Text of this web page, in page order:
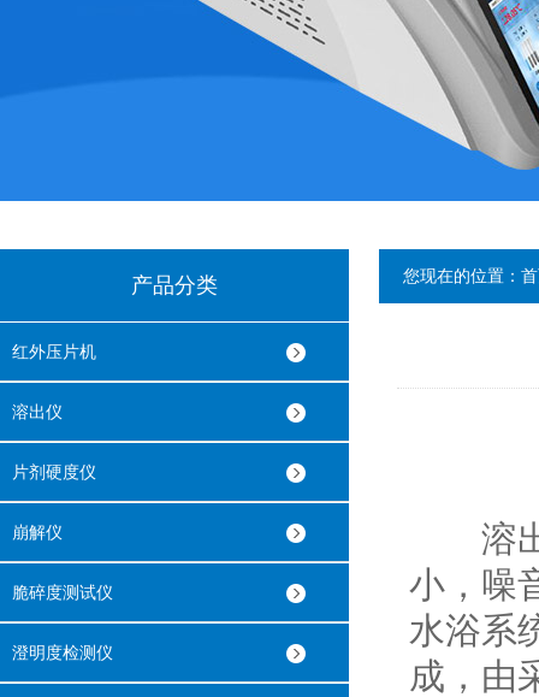
产品分类
红外压片机
溶出仪
片剂硬度仪
崩解仪
脆碎度测试仪
澄明度检测仪
您现在的位置：
溶出
小，噪
水浴系
成，由